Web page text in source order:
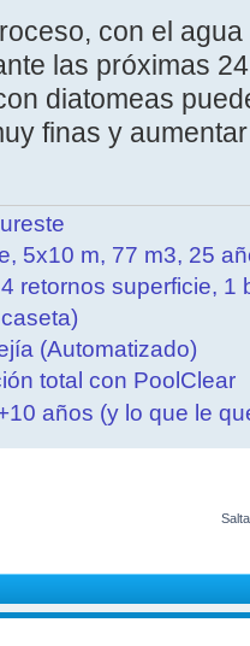
con el
las próximas
diatomeas
finas y
5x10 m, 77 m3, 25
retornos superficie, 1
(Automatizado)
total con PoolClear
años (y lo que le